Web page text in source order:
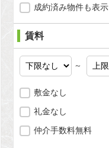
成約済み物件も表示
賃料
～
敷金なし
礼金なし
仲介手数料無料